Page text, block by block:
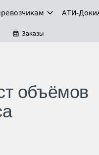
АТИ-Доки
Заказы
объёмов